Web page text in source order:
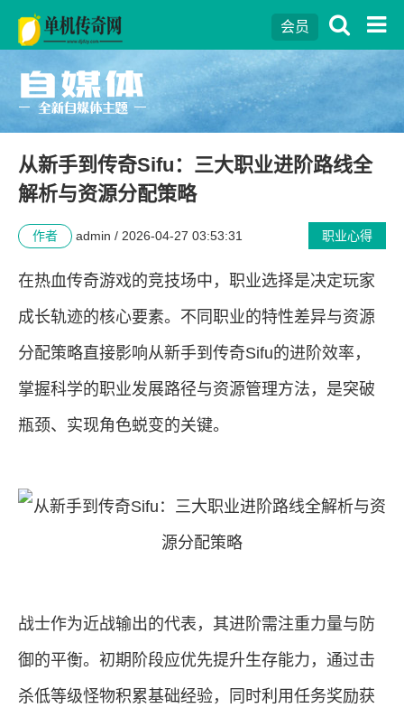
会员
从新手到传奇Sifu：三大职业进阶路线全
解析与资源分配策略
职业心得
作者 admin / 2026-04-27 03:53:31
在热血传奇游戏的竞技场中，职业选择是决定玩家
成长轨迹的核心要素。不同职业的特性差异与资源
分配策略直接影响从新手到传奇Sifu的进阶效率，
掌握科学的职业发展路径与资源管理方法，是突破
瓶颈、实现角色蜕变的关键。
战士作为近战输出的代表，其进阶需注重力量与防
御的平衡。初期阶段应优先提升生存能力，通过击
杀低等级怪物积累基础经验，同时利用任务奖励获